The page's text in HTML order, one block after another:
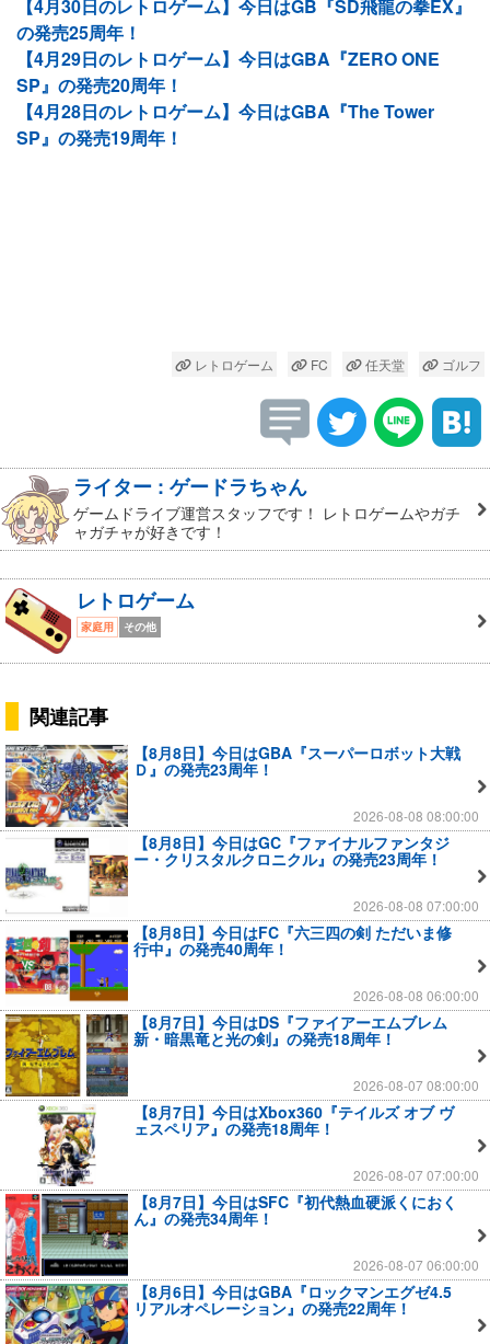
【4月30日のレトロゲーム】今日はGB『SD飛龍の拳EX』
の発売25周年！
【4月29日のレトロゲーム】今日はGBA『ZERO ONE
SP』の発売20周年！
【4月28日のレトロゲーム】今日はGBA『The Tower
SP』の発売19周年！
レトロゲーム FC 任天堂 ゴルフ
ライター : ゲードラちゃん
ゲームドライブ運営スタッフです！ レトロゲームやガチ
ャガチャが好きです！
レトロゲーム
家庭用 その他
関連記事
【8月8日】今日はGBA『スーパーロボット大戦
Ｄ』の発売23周年！
2026-08-08 08:00:00
【8月8日】今日はGC『ファイナルファンタジ
ー・クリスタルクロニクル』の発売23周年！
2026-08-08 07:00:00
【8月8日】今日はFC『六三四の剣 ただいま修
行中』の発売40周年！
2026-08-08 06:00:00
【8月7日】今日はDS『ファイアーエムブレム
新・暗黒竜と光の剣』の発売18周年！
2026-08-07 08:00:00
【8月7日】今日はXbox360『テイルズ オブ ヴ
ェスペリア』の発売18周年！
2026-08-07 07:00:00
【8月7日】今日はSFC『初代熱血硬派くにおく
ん』の発売34周年！
2026-08-07 06:00:00
【8月6日】今日はGBA『ロックマンエグゼ4.5
リアルオペレーション』の発売22周年！